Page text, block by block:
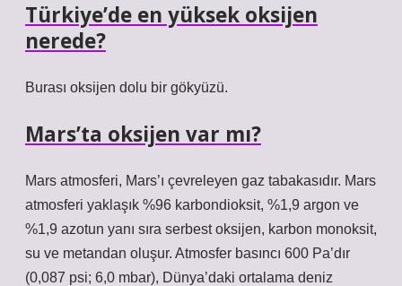
Türkiye’de en yüksek oksijen
nerede?
Burası oksijen dolu bir gökyüzü.
Mars’ta oksijen var mı?
Mars atmosferi, Mars’ı çevreleyen gaz tabakasıdır. Mars
atmosferi yaklaşık %96 karbondioksit, %1,9 argon ve
%1,9 azotun yanı sıra serbest oksijen, karbon monoksit,
su ve metandan oluşur. Atmosfer basıncı 600 Pa’dır
(0,087 psi; 6,0 mbar), Dünya’daki ortalama deniz